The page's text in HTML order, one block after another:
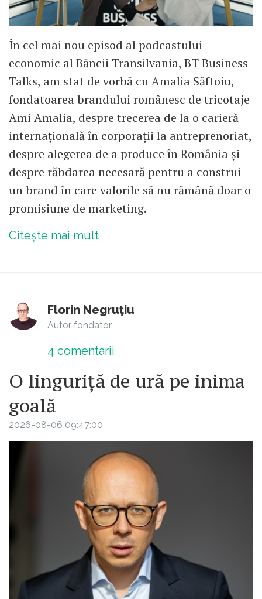
În cel mai nou episod al podcastului
economic al Băncii Transilvania, BT Business
Talks, am stat de vorbă cu Amalia Săftoiu,
fondatoarea brandului românesc de tricotaje
Ami Amalia, despre trecerea de la o carieră
internațională în corporații la antreprenoriat,
despre alegerea de a produce în România și
despre răbdarea necesară pentru a construi
un brand în care valorile să nu rămână doar o
promisiune de marketing.
Citește mai mult
Florin Negruțiu
Autor fondator
4 comentarii
O linguriță de ură pe inima
goală
2026-08-06 09:47:00